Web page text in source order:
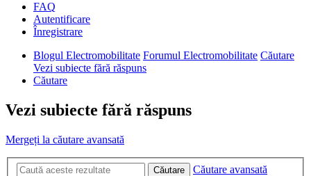
FAQ
Autentificare
Înregistrare
Blogul Electromobilitate Forumul Electromobilitate Căutare
Vezi subiecte fără răspuns
Căutare
Vezi subiecte fără răspuns
Mergeți la căutare avansată
Căutare
Căutare avansată